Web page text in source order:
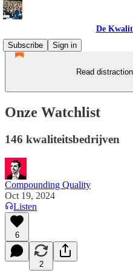
De
Subscribe
Sign in
Read
Onze Watchlist
146 kwaliteitsbedrijven
Compounding Quality
Oct 19, 2024
Listen
6
2